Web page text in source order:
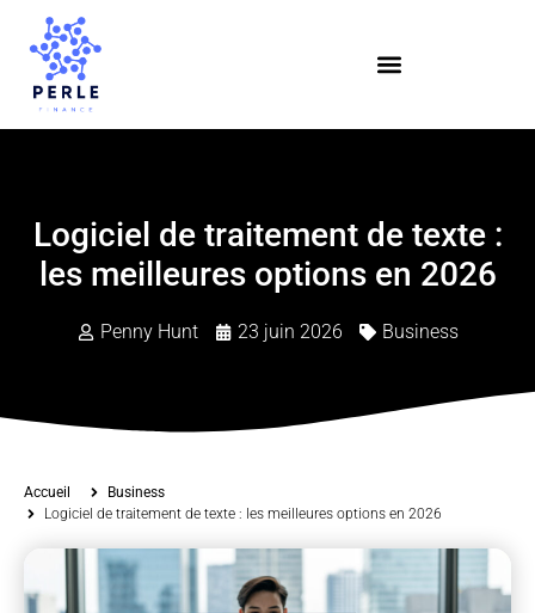
Logiciel de traitement de texte :
les meilleures options en 2026
Penny Hunt 23 juin 2026 Business
Accueil
Business
Logiciel de traitement de texte : les meilleures options en 2026